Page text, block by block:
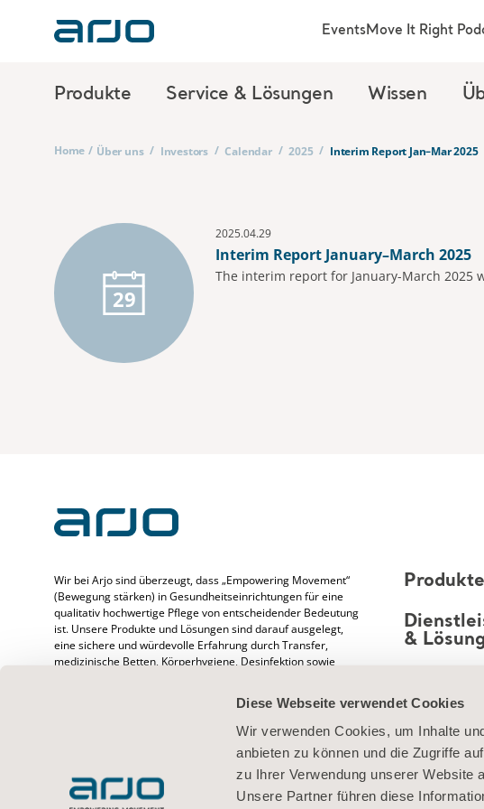
Diese Webseite verwendet Cookies
Wir verwenden Cookies, um Inhalte
anbieten zu können und die Zugriffe
zu Ihrer Verwendung unserer Website
Unsere Partner führen diese
Produkte Service & Lösungen Wissen
EventsMove It Right
Home / Über uns / Investors / Calendar / 2025 / Interim Report Jan–Mar 2025
29
2025.04.29
Interim Report January–March 2025
The interim report for January-March 2025
Wir bei Arjo sind überzeugt, dass „Empowering Movement“
(Bewegung stärken) in Gesundheitseinrichtungen für eine
qualitativ hochwertige Pflege von entscheidender Bedeutung
ist. Unsere Produkte und Lösungen sind darauf ausgelegt,
eine sichere und würdevolle Erfahrung durch Transfer,
medizinische Betten, Körperhygiene, Desinfektion sowie
6500 Menschen weltweit und verfügen über mehr als 65
Jahre Erfahrung im Umgang mit Patienten/Bewohnern und
bessere klinische Ergebnisse für Menschen ein, deren
Mobilität beeinträchtigt ist.
Produkte
&
Über uns
uns